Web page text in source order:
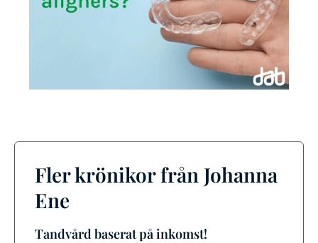
Fler krönikor från Johanna
Ene
Tandvård baserat på inkomst!